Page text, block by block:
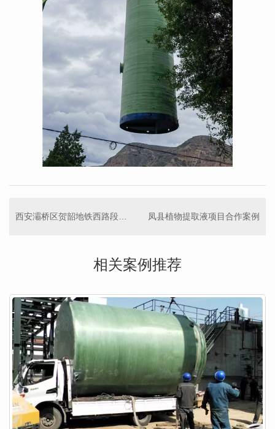
西安灞桥区贺韶地铁西路段泵站合作案例 凤县植物提取液项目合作案例
相关案例推荐